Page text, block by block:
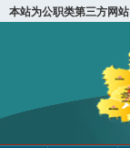
本站为公职类第三方网站